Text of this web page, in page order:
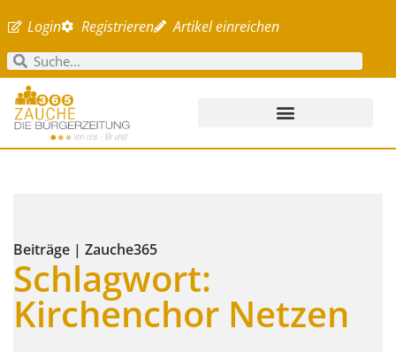
Login Registrieren Artikel einreichen
Beiträge | Zauche365
Schlagwort:
Kirchenchor Netzen